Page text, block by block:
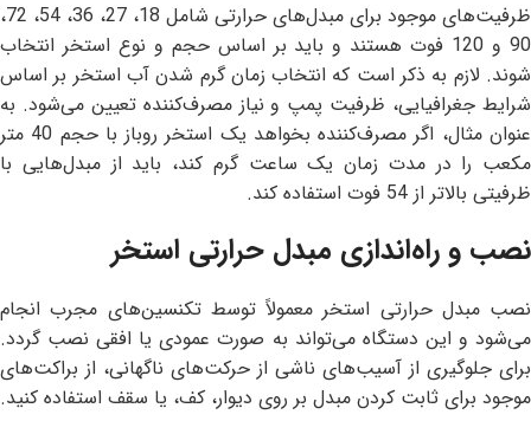
ظرفیت‌های موجود برای مبدل‌های حرارتی شامل 18، 27، 36، 54، 72،
90 و 120 فوت هستند و باید بر اساس حجم و نوع استخر انتخاب
شوند. لازم به ذکر است که انتخاب زمان گرم شدن آب استخر بر اساس
شرایط جغرافیایی، ظرفیت پمپ و نیاز مصرف‌کننده تعیین می‌شود. به
عنوان مثال، اگر مصرف‌کننده بخواهد یک استخر روباز با حجم 40 متر
مکعب را در مدت زمان یک ساعت گرم کند، باید از مبدل‌هایی با
ظرفیتی بالاتر از 54 فوت استفاده کند.
نصب و راه‌اندازی مبدل حرارتی استخر
نصب مبدل حرارتی استخر معمولاً توسط تکنسین‌های مجرب انجام
می‌شود و این دستگاه می‌تواند به صورت عمودی یا افقی نصب گردد.
برای جلوگیری از آسیب‌های ناشی از حرکت‌های ناگهانی، از براکت‌های
موجود برای ثابت کردن مبدل بر روی دیوار، کف، یا سقف استفاده کنید.